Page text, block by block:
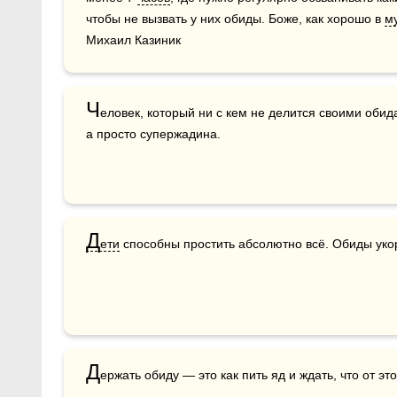
чтобы не вызвать у них обиды. Боже, как хорошо в
Михаил Казиник
Человек, который ни с кем не делится своими
а просто супержадина.
Дети способны простить абсолютно всё. Обиды
Держать обиду — это как пить яд и ждать, что от